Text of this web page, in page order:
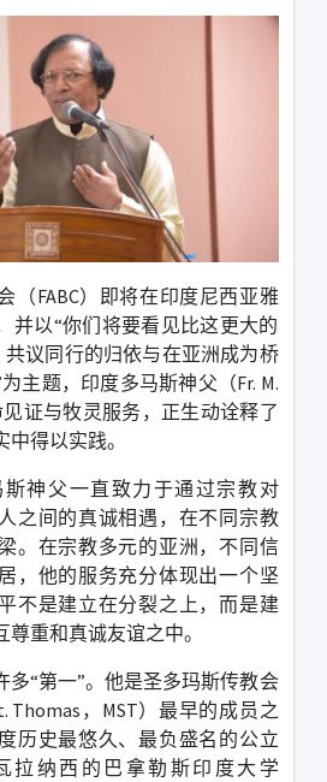
（FABC）即将在印度尼西亚雅
并以“你们将要看见比这更大的
共议同行的归依与在亚洲成为桥
为主题，印度多马斯神父（Fr. M.
证与牧灵服务，正生动诠释了
得以实践。
神父一直致力于通过宗教对
之间的真诚相遇，在不同宗教
。在宗教多元的亚洲，不同信
，他的服务充分体现出一个坚
不是建立在分裂之上，而是建
重和真诚友谊之中。
多“第一”。他是圣多玛斯传教会
Thomas ， MST）最早的成员之
历史最悠久、最负盛名的公立
拉纳西的巴拿勒斯印度大学